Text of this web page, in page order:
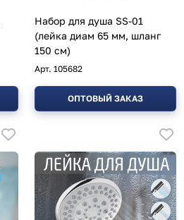
Набор для душа SS-01
(лейка диам 65 мм, шланг
150 см)
Арт. 105682
ОПТОВЫЙ ЗАКАЗ